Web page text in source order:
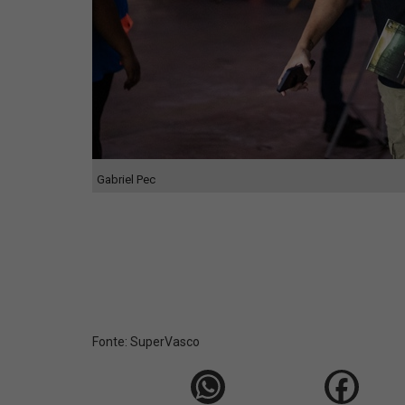
Gabriel Pec
Fonte: SuperVasco‎‎‎‎‎‎